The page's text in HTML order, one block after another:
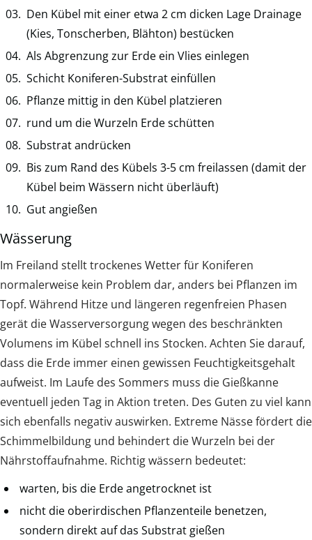
Den Kübel mit einer etwa 2 cm dicken Lage Drainage
(Kies, Tonscherben, Blähton) bestücken
Als Abgrenzung zur Erde ein Vlies einlegen
Schicht Koniferen-Substrat einfüllen
Pflanze mittig in den Kübel platzieren
rund um die Wurzeln Erde schütten
Substrat andrücken
Bis zum Rand des Kübels 3-5 cm freilassen (damit der
Kübel beim Wässern nicht überläuft)
Gut angießen
Wässerung
Im Freiland stellt trockenes Wetter für Koniferen
normalerweise kein Problem dar, anders bei Pflanzen im
Topf. Während Hitze und längeren regenfreien Phasen
gerät die Wasserversorgung wegen des beschränkten
Volumens im Kübel schnell ins Stocken. Achten Sie darauf,
dass die Erde immer einen gewissen Feuchtigkeitsgehalt
aufweist. Im Laufe des Sommers muss die Gießkanne
eventuell jeden Tag in Aktion treten. Des Guten zu viel kann
sich ebenfalls negativ auswirken. Extreme Nässe fördert die
Schimmelbildung und behindert die Wurzeln bei der
Nährstoffaufnahme. Richtig wässern bedeutet:
warten, bis die Erde angetrocknet ist
nicht die oberirdischen Pflanzenteile benetzen,
sondern direkt auf das Substrat gießen